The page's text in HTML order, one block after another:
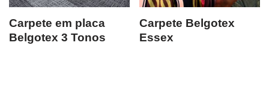
Carpete em placa
Belgotex 3 Tonos
Carpete Belgotex
Essex